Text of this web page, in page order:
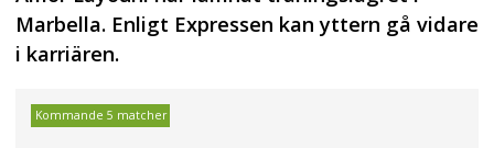
Marbella. Enligt Expressen kan yttern gå vidare
i karriären.
Kommande 5 matcher